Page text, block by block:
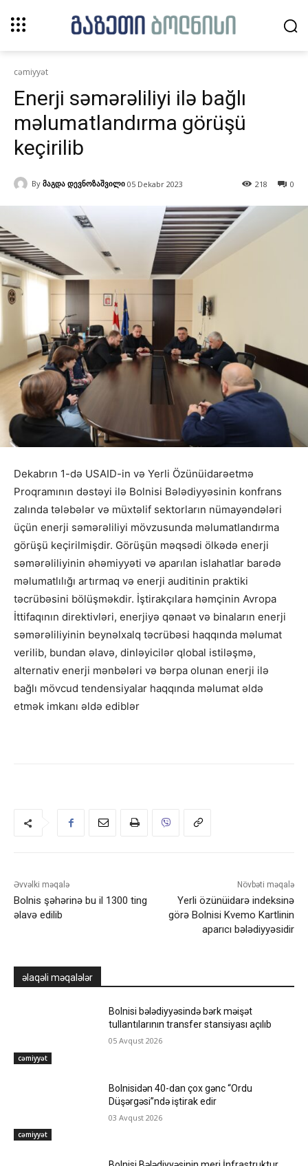
cəmiyyət
Enerji səmərəliliyi ilə bağlı
məlumatlandırma görüşü
keçirilib
By მაგდა დევნოზაშვილი 05 Dekabr 2023 0
218
Dekabrın 1-də USAID-in və Yerli Özünüidarəetmə
Proqramının dəstəyi ilə Bolnisi Bələdiyyəsinin konfrans
zalında tələbələr və müxtəlif sektorların nümayəndələri
üçün enerji səmərəliliyi mövzusunda məlumatlandırma
görüşü keçirilmişdir. Görüşün məqsədi ölkədə enerji
səmərəliliyinin əhəmiyyəti və aparılan islahatlar barədə
məlumatlılığı artırmaq və enerji auditinin praktiki
təcrübəsini bölüşməkdir. İştirakçılara həmçinin Avropa
İttifaqının direktivləri, enerjiyə qənaət və binaların enerji
səmərəliliyinin beynəlxalq təcrübəsi haqqında məlumat
verilib, bundan əlavə, dinləyicilər qlobal istiləşmə,
alternativ enerji mənbələri və bərpa olunan enerji ilə
bağlı mövcud tendensiyalar haqqında məlumat əldə
etmək imkanı əldə ediblər
Əvvəlki məqalə
Bolnis şəhərinə bu il 1300 ting
əlavə edilib
Növbəti məqalə
Yerli özünüidarə indeksinə
görə Bolnisi Kvemo Kartlinin
aparıcı bələdiyyəsidir
əlaqəli məqalələr
cəmiyyət
Bolnisi bələdiyyəsində bərk məişət
tullantılarının transfer stansiyası açılıb
05 Avqust 2026
cəmiyyət
Bolnisidən 40-dan çox gənc “Ordu
Düşərgəsi”ndə iştirak edir
03 Avqust 2026